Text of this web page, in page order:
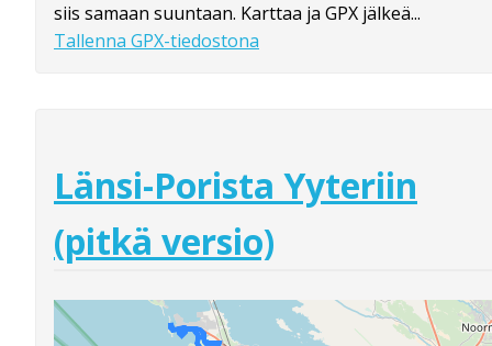
siis samaan suuntaan. Karttaa ja GPX jälkeä...
Tallenna GPX-tiedostona
Länsi-Porista Yyteriin
(pitkä versio)